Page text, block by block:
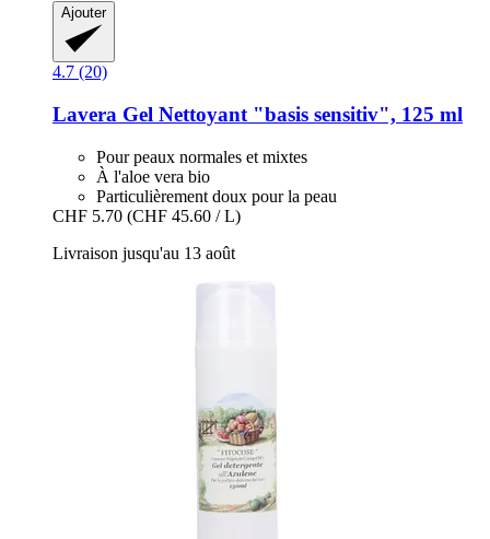
Ajouter
4.7 (20)
Lavera Gel Nettoyant "basis sensitiv", 125 ml
Pour peaux normales et mixtes
À l'aloe vera bio
Particulièrement doux pour la peau
CHF 5.70 (CHF 45.60 / L)
Livraison jusqu'au 13 août